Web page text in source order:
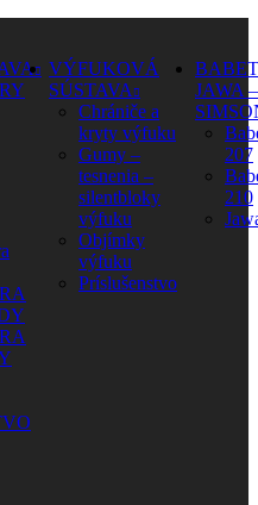
VÝFUKOVÁ
SÚSTAVA
Chrániče a
kryty výfuku
Gumy –
tesnenia –
silentbloky
výfuku
Objímky
výfuku
Príslušenstvo
JAWA –
207
210